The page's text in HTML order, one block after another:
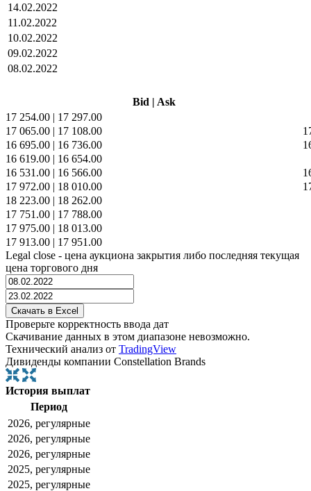
14.02.2022
11.02.2022
10.02.2022
09.02.2022
08.02.2022
Bid | Ask
17 254.00 | 17 297.00
17 065.00 | 17 108.00
16 695.00 | 16 736.00
16 619.00 | 16 654.00
16 531.00 | 16 566.00
17 972.00 | 18 010.00
18 223.00 | 18 262.00
17 751.00 | 17 788.00
17 975.00 | 18 013.00
17 913.00 | 17 951.00
Legal close - цена аукциона закрытия либо последняя текущая
цена торгового дня
Проверьте корректность ввода дат
Скачивание данных в этом диапазоне невозможно.
Технический анализ от TradingView
Дивиденды компании Constellation Brands
История выплат
Период
2026, регулярные
2026, регулярные
2026, регулярные
2025, регулярные
2025, регулярные